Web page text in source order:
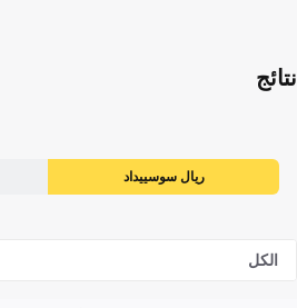
نتائج
ريال سوسييداد
الكل